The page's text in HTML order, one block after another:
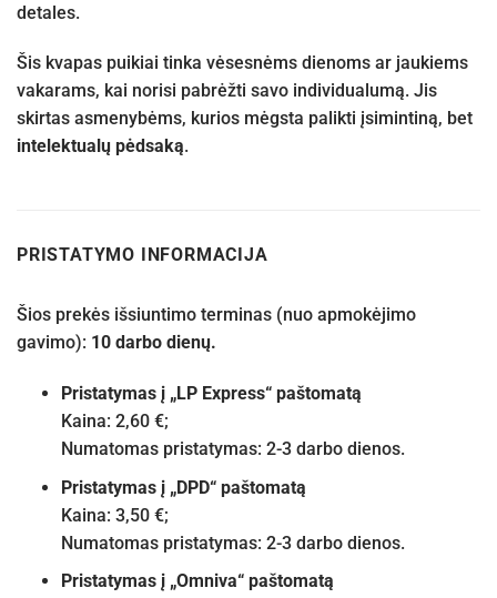
detales.
Šis kvapas puikiai tinka vėsesnėms dienoms ar jaukiems
vakarams, kai norisi pabrėžti savo individualumą. Jis
skirtas asmenybėms, kurios mėgsta palikti įsimintiną, bet
intelektualų pėdsaką.
PRISTATYMO INFORMACIJA
Šios prekės išsiuntimo terminas (nuo apmokėjimo
gavimo): 10 darbo dienų.
Pristatymas į „LP Express“ paštomatą
Kaina: 2,60 €;
Numatomas pristatymas: 2-3 darbo dienos.
Pristatymas į „DPD“ paštomatą
Kaina: 3,50 €;
Numatomas pristatymas: 2-3 darbo dienos.
Pristatymas į „Omniva“ paštomatą